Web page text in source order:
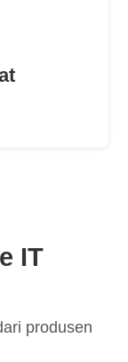
IT
produsen